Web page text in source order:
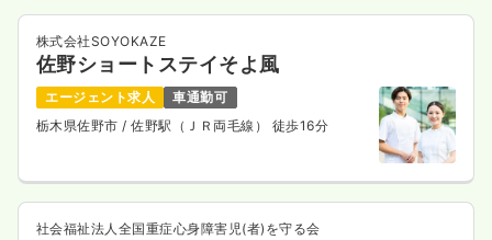
株式会社SOYOKAZE
佐野ショートステイそよ風
エージェント求人
車通勤可
栃木県佐野市/ 佐野駅（ＪＲ両毛線） 徒歩16分
社会福祉法人全国重症心身障害児(者)を守る会